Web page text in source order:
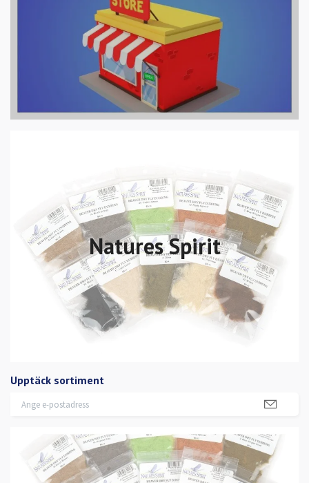
Natures Spirit
Upptäck sortiment